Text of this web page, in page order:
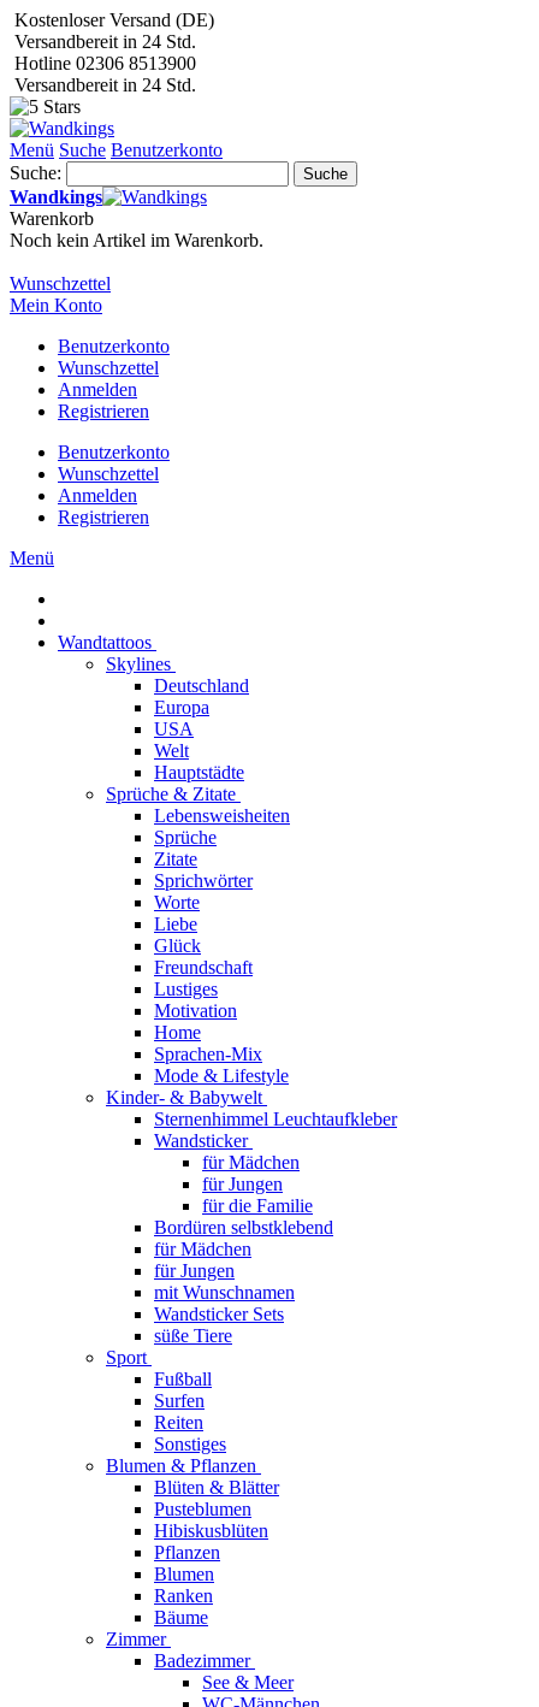
Kostenloser Versand (DE)
Versandbereit in 24 Std.
Hotline 02306 8513900
Versandbereit in 24 Std.
Menü Suche Benutzerkonto
Suche:
Suche
Wandkings
Warenkorb
Noch kein Artikel im Warenkorb.
Wunschzettel
Mein Konto
Benutzerkonto
Wunschzettel
Anmelden
Registrieren
Benutzerkonto
Wunschzettel
Anmelden
Registrieren
Menü
Wandtattoos
Skylines
Deutschland
Europa
USA
Welt
Hauptstädte
Sprüche & Zitate
Lebensweisheiten
Sprüche
Zitate
Sprichwörter
Worte
Liebe
Glück
Freundschaft
Lustiges
Motivation
Home
Sprachen-Mix
Mode & Lifestyle
Kinder- & Babywelt
Sternenhimmel Leuchtaufkleber
Wandsticker
für Mädchen
für Jungen
für die Familie
Bordüren selbstklebend
für Mädchen
für Jungen
mit Wunschnamen
Wandsticker Sets
süße Tiere
Sport
Fußball
Surfen
Reiten
Sonstiges
Blumen & Pflanzen
Blüten & Blätter
Pusteblumen
Hibiskusblüten
Pflanzen
Blumen
Ranken
Bäume
Zimmer
Badezimmer
See & Meer